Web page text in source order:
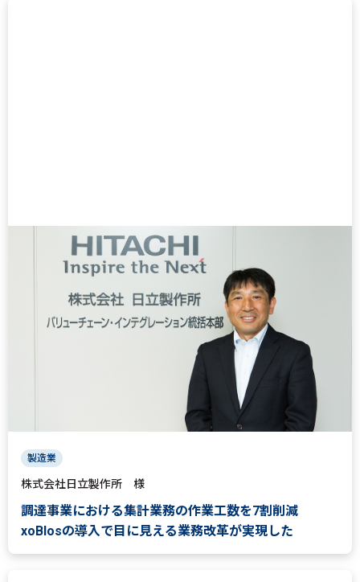
製造業
株式会社日立製作所 様
調達事業における集計業務の作業工数を7割削減
xoBlosの導入で目に見える業務改革が実現した